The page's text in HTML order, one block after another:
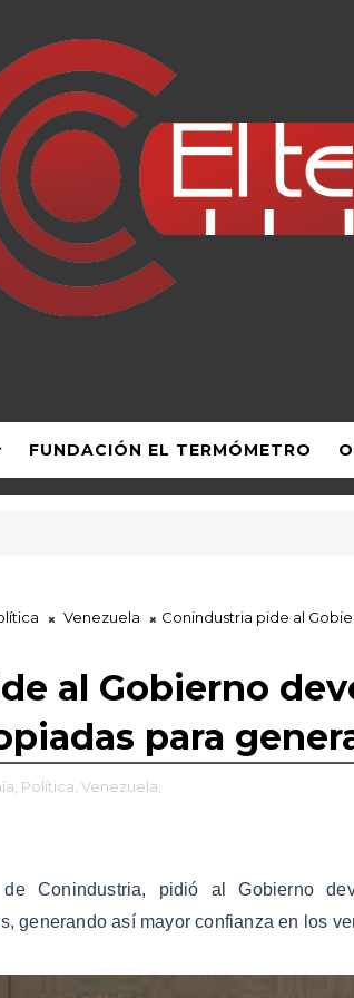
FUNDACIÓN EL TERMÓMETRO
Venezuela
Conindustria pide al
al Gobierno
para
Política, Venezuela,
Conindustria, pidió al Gobierno
generando así mayor confianza en los